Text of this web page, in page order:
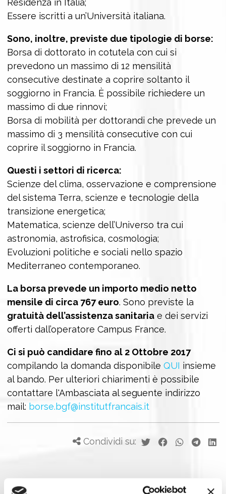
Essere iscritti a un’Università italiana.
Sono, inoltre, previste due tipologie di borse:
Borsa di dottorato in cotutela con cui si
prevedono un massimo di 12 mensilità
consecutive destinate a coprire soltanto il
soggiorno in Francia. È possibile richiedere un
massimo di due rinnovi;
Borsa di mobilità per dottorandi che prevede un
massimo di 3 mensilità consecutive con cui
coprire il soggiorno in Francia.
Questi i settori di ricerca:
Scienze del clima, osservazione e comprensione
del sistema Terra, scienze e tecnologie della
transizione energetica;
Matematica, scienze dell’Universo tra cui
astronomia, astrofisica, cosmologia;
Evoluzioni politiche e sociali nello spazio
Mediterraneo contemporaneo.
La borsa prevede un importo medio netto
mensile di circa 767 euro. Sono previste la
gratuità dell’assistenza sanitariae dei servizi
offerti dall’operatore Campus France.
Ci si può candidare fino al 2 Ottobre 2017
compilando la domanda disponibile QUI insieme
al bando. Per ulteriori chiarimenti è possibile
contattare l'Ambasciata al seguente indirizzo
mail: borse.bgf@institutfrancais.it
Condividi su: